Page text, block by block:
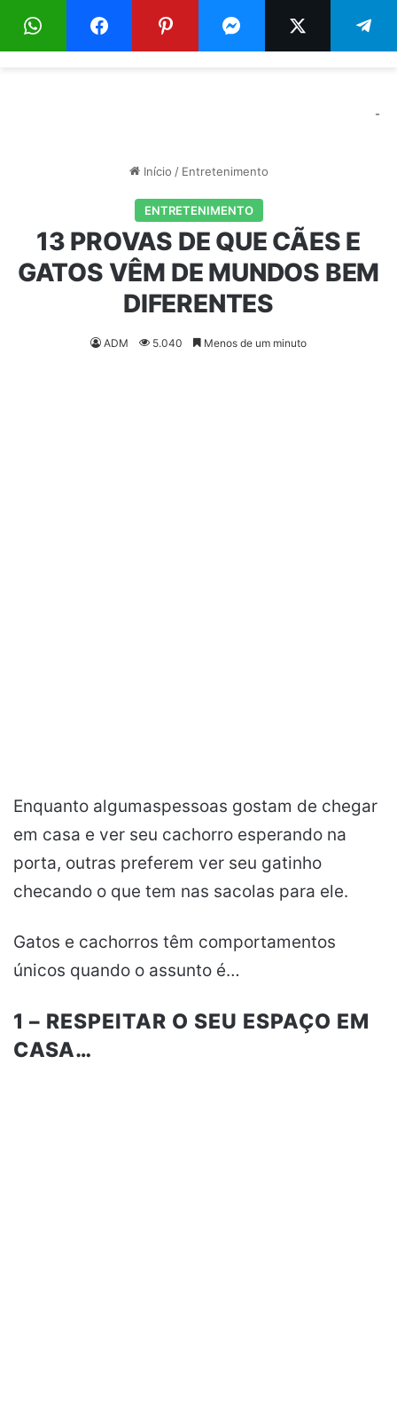
Menu
-
Início / Entretenimento
ENTRETENIMENTO
13 PROVAS DE QUE CÃES E
GATOS VÊM DE MUNDOS BEM
DIFERENTES
ADM 5.040 Menos de um minuto
Enquanto algumaspessoas gostam de chegar
em casa e ver seu cachorro esperando na
porta, outras preferem ver seu gatinho
checando o que tem nas sacolas para ele.
Gatos e cachorros têm comportamentos
únicos quando o assunto é…
1 – RESPEITAR O SEU ESPAÇO EM
CASA…